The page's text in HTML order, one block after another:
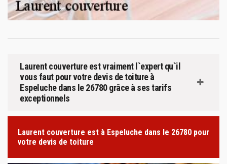
Laurent couverture est vraiment l`expert qu`il
vous faut pour votre devis de toiture à
Espeluche dans le 26780 grâce à ses tarifs
exceptionnels
Laurent couverture est à Espeluche dans le 26780 pour
votre devis de toiture